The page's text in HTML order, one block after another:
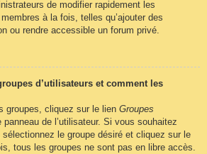
de modifier rapidement les
à la fois, telles qu’ajouter des
ou rendre accessible un forum privé.
d’utilisateurs et comment les
groupes, cliquez sur le lien Groupes
panneau de l’utilisateur. Si vous souhaitez
le groupe désiré et cliquez sur le
tous les groupes ne sont pas en libre accès.